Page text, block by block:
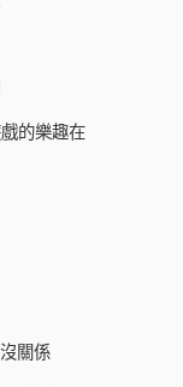
的樂趣在
關係